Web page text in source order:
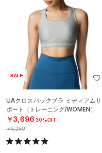
SALE
UAクロスバックブラ ミディアムサ
ポート（トレーニング/WOMEN）
￥3,696 30%OFF
￥5,280